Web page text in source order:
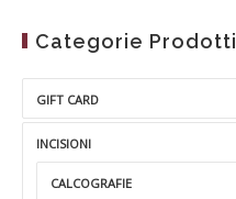
Categorie Prodotti
GIFT CARD
INCISIONI
CALCOGRAFIE